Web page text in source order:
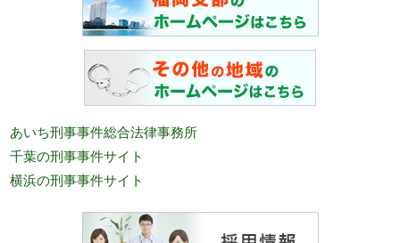
あいち刑事事件総合法律事務所
千葉の刑事事件サイト
横浜の刑事事件サイト